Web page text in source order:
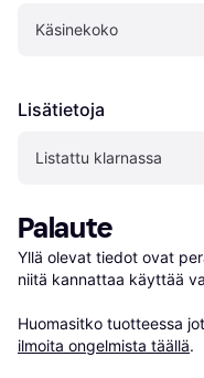
Käsinekoko
Lisätietoja
Listattu klarnassa
Palaute
Yllä olevat tiedot ovat
niitä kannattaa käyttää
Huomasitko tuotteessa
ilmoita ongelmista täällä.